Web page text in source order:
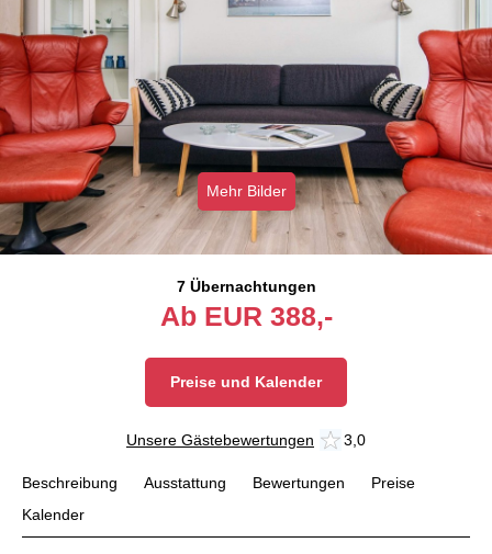
Mehr Bilder
7 Übernachtungen
Ab EUR 388,-
Preise und Kalender
Unsere Gästebewertungen 3,0
Beschreibung Ausstattung Bewertungen
Preise
Kalender